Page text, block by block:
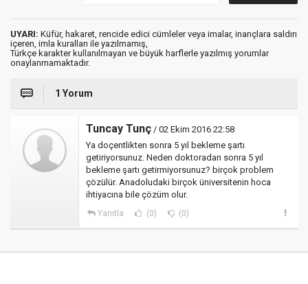
UYARI: Küfür, hakaret, rencide edici cümleler veya imalar, inançlara saldırı
içeren, imla kuralları ile yazılmamış,
Türkçe karakter kullanılmayan ve büyük harflerle yazılmış yorumlar
onaylanmamaktadır.
1 Yorum
Tuncay Tunç / 02 Ekim 2016 22:58
Ya doçentlikten sonra 5 yıl bekleme şartı
getiriyorsunuz. Neden doktoradan sonra 5 yıl
bekleme şartı getirmiyorsunuz? birçok problem
çözülür. Anadoludaki birçok üniversitenin hoca
ihtiyacına bile çözüm olur.
Yanıtla (0) (0)